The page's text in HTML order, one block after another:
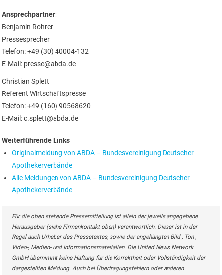
Ansprechpartner:
Benjamin Rohrer
Pressesprecher
Telefon: +49 (30) 40004-132
E-Mail: presse@abda.de
Christian Splett
Referent Wirtschaftspresse
Telefon: +49 (160) 90568620
E-Mail: c.splett@abda.de
Weiterführende Links
Originalmeldung von ABDA – Bundesvereinigung Deutscher
Apothekerverbände
Alle Meldungen von ABDA – Bundesvereinigung Deutscher
Apothekerverbände
Für die oben stehende Pressemitteilung ist allein der jeweils angegebene
Herausgeber (siehe Firmenkontakt oben) verantwortlich. Dieser ist in der
Regel auch Urheber des Pressetextes, sowie der angehängten Bild-, Ton-,
Video-, Medien- und Informationsmaterialien. Die United News Network
GmbH übernimmt keine Haftung für die Korrektheit oder Vollständigkeit der
dargestellten Meldung. Auch bei Übertragungsfehlern oder anderen